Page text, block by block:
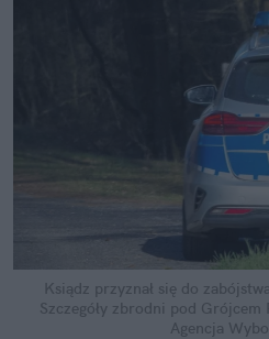
Ksiądz przyznał się do
Szczegóły zbrodni pod Grójcem
Agencja